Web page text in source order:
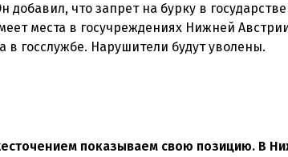
что запрет на бурку в
места в госучреждениях Нижней
в госслужбе. Нарушители будут уволены.
показываем свою позицию. В